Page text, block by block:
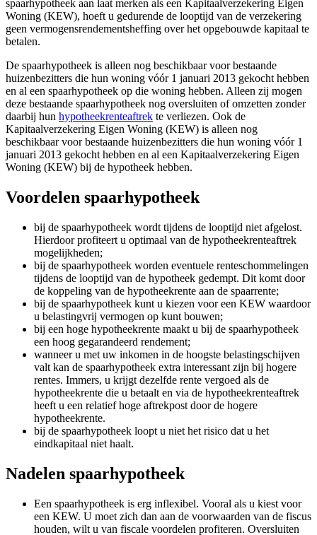
spaarhypotheek aan laat merken als een Kapitaalverzekering Eigen
Woning (KEW), hoeft u gedurende de looptijd van de verzekering
geen vermogensrendementsheffing over het opgebouwde kapitaal te
betalen.
De spaarhypotheek is alleen nog beschikbaar voor bestaande
huizenbezitters die hun woning vóór 1 januari 2013 gekocht hebben
en al een spaarhypotheek op die woning hebben. Alleen zij mogen
deze bestaande spaarhypotheek nog oversluiten of omzetten zonder
daarbij hun hypotheekrenteaftrek te verliezen. Ook de
Kapitaalverzekering Eigen Woning (KEW) is alleen nog
beschikbaar voor bestaande huizenbezitters die hun woning vóór 1
januari 2013 gekocht hebben en al een Kapitaalverzekering Eigen
Woning (KEW) bij de hypotheek hebben.
Voordelen spaarhypotheek
bij de spaarhypotheek wordt tijdens de looptijd niet afgelost.
Hierdoor profiteert u optimaal van de hypotheekrenteaftrek
mogelijkheden;
bij de spaarhypotheek worden eventuele renteschommelingen
tijdens de looptijd van de hypotheek gedempt. Dit komt door
de koppeling van de hypotheekrente aan de spaarrente;
bij de spaarhypotheek kunt u kiezen voor een KEW waardoor
u belastingvrij vermogen op kunt bouwen;
bij een hoge hypotheekrente maakt u bij de spaarhypotheek
een hoog gegarandeerd rendement;
wanneer u met uw inkomen in de hoogste belastingschijven
valt kan de spaarhypotheek extra interessant zijn bij hogere
rentes. Immers, u krijgt dezelfde rente vergoed als de
hypotheekrente die u betaalt en via de hypotheekrenteaftrek
heeft u een relatief hoge aftrekpost door de hogere
hypotheekrente.
bij de spaarhypotheek loopt u niet het risico dat u het
eindkapitaal niet haalt.
Nadelen spaarhypotheek
Een spaarhypotheek is erg inflexibel. Vooral als u kiest voor
een KEW. U moet zich dan aan de voorwaarden van de fiscus
houden, wilt u van fiscale voordelen profiteren. Oversluiten